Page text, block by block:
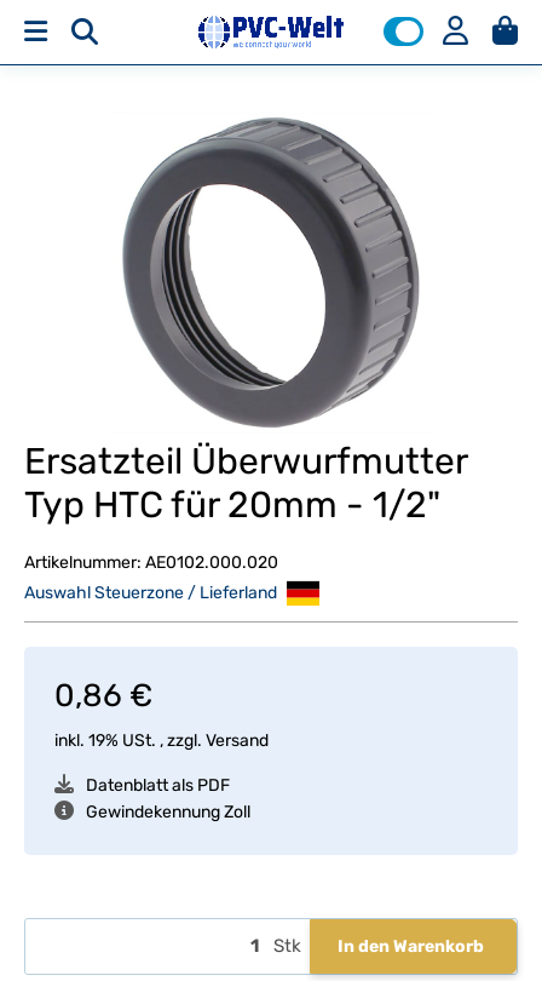
Ersatzteil Überwurfmutter
Typ HTC für 20mm - 1/2"
Artikelnummer: AE0102.000.020
Auswahl Steuerzone / Lieferland
0,86 €
inkl. 19% USt. , zzgl. Versand
Datenblatt als PDF
Gewindekennung Zoll
Stk In den Warenkorb